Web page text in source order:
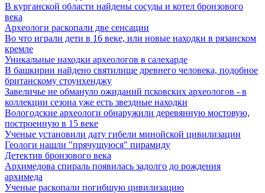
В курганской области найдены сосуды и котел бронзового
века
Археологи раскопали две сенсации
Во что играли дети в 16 веке, или новые находки в рязанском
кремле
Уникальные находки археологов в салехарде
В башкирии найдено святилище древнего человека, подобное
британскому стоунхенджу
Завеличье не обмануло ожиданий псковских археологов - в
коллекции сезона уже есть звездные находки
Вологодские археологи обнаружили деревянную мостовую,
построенную в 15 веке
Ученые установили дату гибели минойской цивилизации
Геологи нашли "прячущуюся" пирамиду
Детектив бронзового века
Архимедова спираль появилась задолго до рождения
архимеда
Ученые раскопали погибшую цивилизацию